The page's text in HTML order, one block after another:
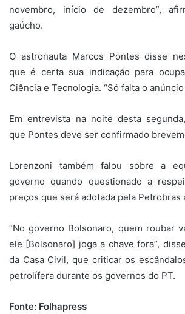
novembro, início de dezembro”,
gaúcho.
O astronauta Marcos Pontes disse
que é certa sua indicação para
Ciência e Tecnologia. “Só falta o anúncio
Em entrevista na noite desta
que Pontes deve ser confirmado
Lorenzoni também falou sobre a
governo quando questionado a
preços que será adotada pela Petrobras
“No governo Bolsonaro, quem roubar
ele [Bolsonaro] joga a chave fora”,
da Casa Civil, que criticar os
petrolífera durante os governos do PT.
Fonte: Folhapress